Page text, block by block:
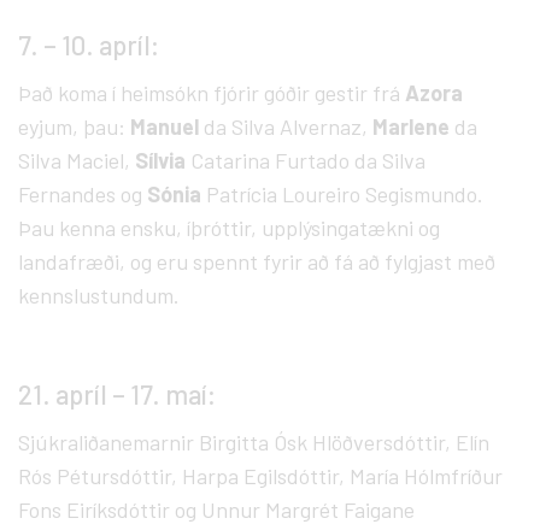
7. – 10. apríl:
Það koma í heimsókn fjórir góðir gestir frá Azora
eyjum, þau: Manuel da Silva Alvernaz, Marlene da
Silva Maciel, Sílvia Catarina Furtado da Silva
Fernandes og Sónia Patrícia Loureiro Segismundo.
Þau kenna ensku, íþróttir, upplýsingatækni og
landafræði, og eru spennt fyrir að fá að fylgjast með
kennslustundum.
21. apríl – 17. maí:
Sjúkraliðanemarnir Birgitta Ósk Hlöðversdóttir, Elín
Rós Pétursdóttir, Harpa Egilsdóttir, María Hólmfríður
Fons Eiríksdóttir og Unnur Margrét Faigane